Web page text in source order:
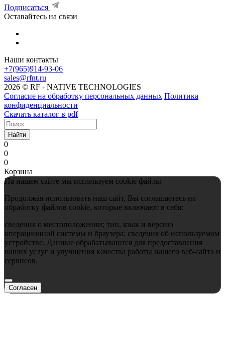
Подписаться
Оставайтесь на связи
Наши контакты
+7(965)914-93-06
sales@rfnt.ru
2026 © RF - NATIVE TECHNOLOGIES
Согласие на обработку персональных данных Политика
конфиденциальности
Скачать каталог в pdf
Найти
0
0
0
Корзина
На нашем сайте мы используем cookie файлы
Продолжая использовать наш сайт, Вы соглашаетесь на
обработку файлов cookie, которые включают в себя:
сведения о местоположении; тип, язык и версию
операционной системы и браузера; сведения об используемом
устройстве. Данные обрабатываются для предоставления
наших услуг и улучшения качества работы нашего веб-сайта и
сервисов.
Согласен